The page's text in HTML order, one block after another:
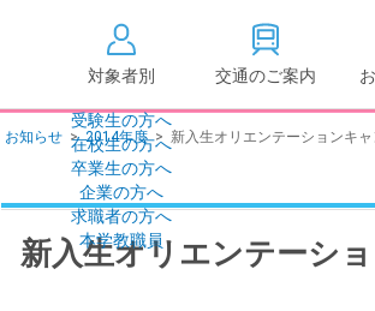
対象者別
受験生の方へ
在校生の方へ
卒業生の方へ
企業の方へ
求職者の方へ
本学教職員
交通のご案内
大学情報の公開
情報公開
キャンパス敷地建物面
お知らせ >2014年度> 新入生オリエンテーションキャ
新入生オリエンテーシ